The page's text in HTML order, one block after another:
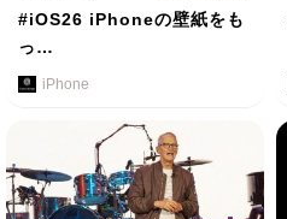
#iOS26 iPhoneの壁紙をも
っ…
iPhone